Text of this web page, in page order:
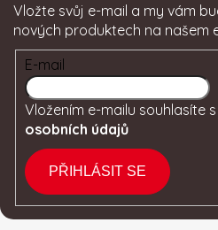
Vložte svůj e-mail a my vám
nových produktech na našem
E-mail
Vložením e-mailu souhlasíte s
osobních údajů
PŘIHLÁSIT SE